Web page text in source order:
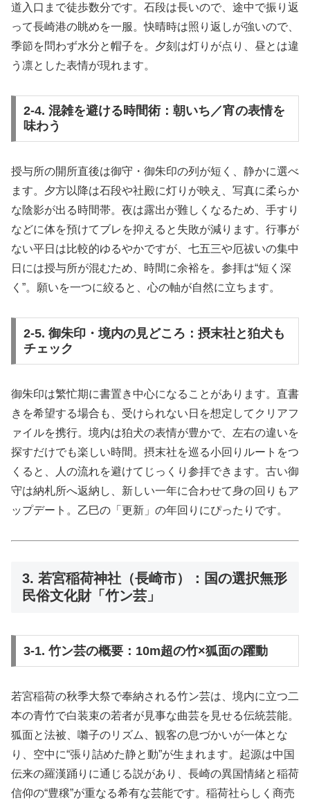
道入口まで徒歩数分です。石段は長いので、途中で振り返
って長崎港の眺めを一服。快晴時は照り返しが強いので、
季節を問わず水分と帽子を。夕刻は灯りが点り、昼とは違
う凛とした表情が現れます。
2-4. 混雑を避ける時間術：朝いち／宵の表情を
味わう
授与所の開所直後は御守・御朱印の列が短く、静かに選べ
ます。夕方以降は石段や社殿に灯りが映え、写真に柔らか
な陰影が出る時間帯。夜は露出が難しくなるため、手すり
などに体を預けてブレを抑えると失敗が減ります。行事が
ない平日は比較的ゆるやかですが、七五三や厄祓いの集中
日には授与所が混むため、時間に余裕を。参拝は“短く深
く”。願いを一つに絞ると、心の軸が自然に立ちます。
2-5. 御朱印・境内の見どころ：摂末社と狛犬も
チェック
御朱印は繁忙期に書置き中心になることがあります。直書
きを希望する場合も、受けられない日を想定してクリアフ
ァイルを携行。境内は狛犬の表情が豊かで、左右の違いを
探すだけでも楽しい時間。摂末社を巡る小回りルートをつ
くると、人の流れを避けてじっくり参拝できます。古い御
守は納札所へ返納し、新しい一年に合わせて身の回りもア
ップデート。乙巳の「更新」の年回りにぴったりです。
3. 若宮稲荷神社（長崎市）：国の選択無形
民俗文化財「竹ン芸」
3-1. 竹ン芸の概要：10m超の竹×狐面の躍動
若宮稲荷の秋季大祭で奉納される竹ン芸は、境内に立つ二
本の青竹で白装束の若者が見事な曲芸を見せる伝統芸能。
狐面と法被、囃子のリズム、観客の息づかいが一体とな
り、空中に“張り詰めた静と動”が生まれます。起源は中国
伝来の羅漢踊りに通じる説があり、長崎の異国情緒と稲荷
信仰の“豊穣”が重なる希有な芸能です。稲荷社らしく商売